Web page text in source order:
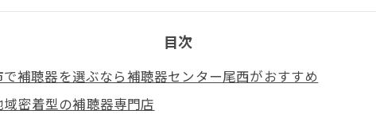
目次
補聴器を選ぶなら補聴器センター尾西がおすすめ
域密着型の補聴器専門店